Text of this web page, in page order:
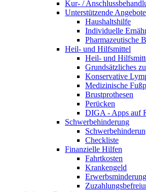
Kur- /
Unterstützende Angebote
Haushaltshilfe
Individuelle
Pharmazeutische
Heil- und Hilfsmittel
Heil- und
Grundsätzliches
Konservative
Medizinische
Brustprothesen
Perücken
DIGA - Apps auf
Schwerbehinderung
Checkliste
Finanzielle Hilfen
Fahrtkosten
Krankengeld